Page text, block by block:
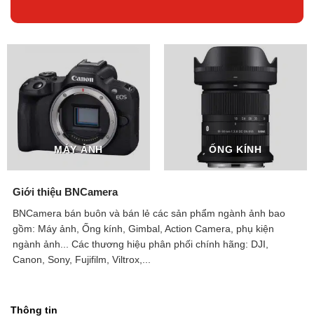
MÁY ẢNH ỐNG KÍNH
Giới thiệu BNCamera
BNCamera bán buôn và bán lẻ các sản phẩm ngành ảnh bao
gồm: Máy ảnh, Ống kính, Gimbal, Action Camera, phụ kiện
ngành ảnh...
Các thương hiệu phân phối chính hãng: DJI,
Canon, Sony, Fujifilm, Viltrox,...
Thông tin